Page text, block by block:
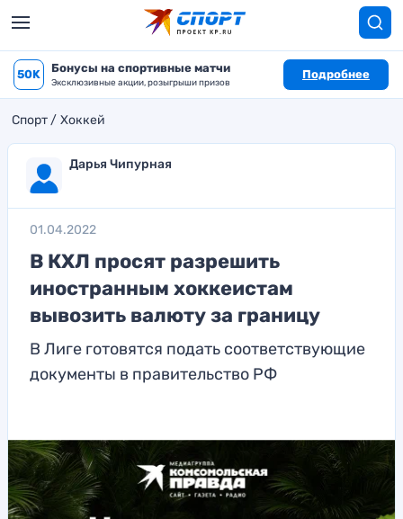
50K Бонусы на спортивные матчи
Эксклюзивные акции, розыгрыши призов
Подробнее
Спорт Хоккей
Дарья Чипурная
01.04.2022
В КХЛ просят разрешить
иностранным хоккеистам
вывозить валюту за границу
В Лиге готовятся подать соответствующие
документы в правительство РФ